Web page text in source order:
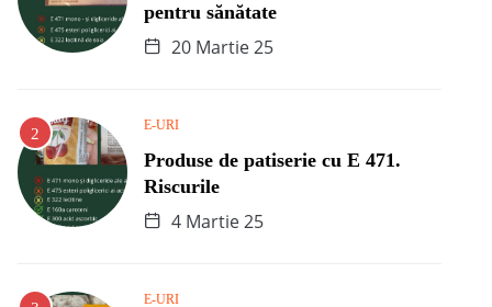
pentru sănătate
20 Martie 25
E-URI
Produse de patiserie cu E 471.
Riscurile
4 Martie 25
E-URI